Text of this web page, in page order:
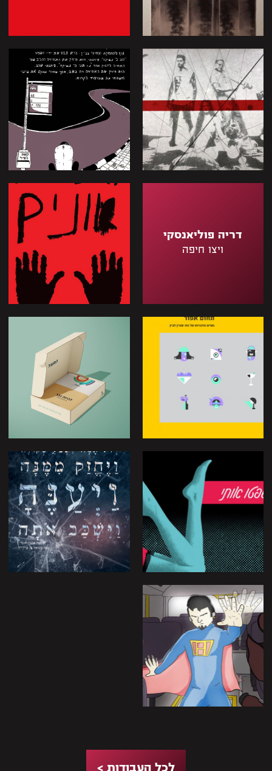
דריה פוליאנסקי
ויצו חיפה